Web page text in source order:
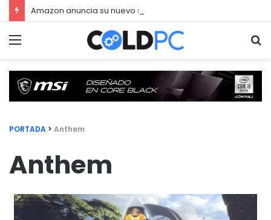
Menú
PORTADA > Anthem
Anthem